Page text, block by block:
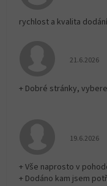
rychlost a kvalita dodání
21.6.2026
+ Dobré stránky,
19.6.2026
+ Vše naprosto v
+ Dodáno kam jsem